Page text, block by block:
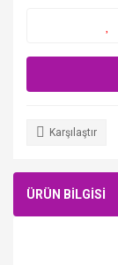
Karşılaştır
ÜRÜN BİLGİSİ